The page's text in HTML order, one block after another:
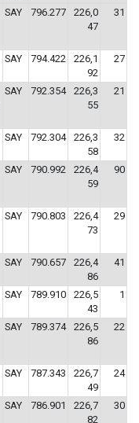
SAY 796.277
226,0
47
31
SAY 794.422
226,1
92
27
SAY 792.354
226,3
55
21
SAY 792.304
226,3
58
32
SAY 790.992
226,4
59
90
SAY 790.803
226,4
73
29
SAY 790.657
226,4
86
41
SAY 789.910
226,5
43
1
SAY 789.374
226,5
86
22
SAY 787.343
226,7
49
24
SAY 786.901
226,7
82
30